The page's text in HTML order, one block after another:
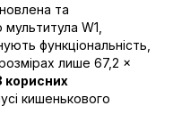
та
W1,
функціональність,
лише 67,2 ×
корисних
кишенькового